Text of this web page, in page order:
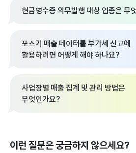
현금영수증 의무발행 대상 업종은 무
포스기 매출 데이터를 부가세 신고에
활용하려면 어떻게 해야 하나요?
사업장별 매출 집계 및 관리 방법은
무엇인가요?
이런 질문은 궁금하지 않으세요?